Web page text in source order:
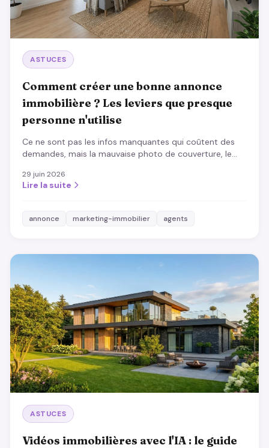
ASTUCES
Comment créer une bonne annonce
immobilière ? Les leviers que presque
personne n'utilise
Ce ne sont pas les infos manquantes qui coûtent des
demandes, mais la mauvaise photo de couverture, le
estimés d'une annonce qui vend.
29 juin 2026
Lire la suite
annonce marketing-immobilier agents
ASTUCES
Vidéos immobilières avec l'IA : le guide